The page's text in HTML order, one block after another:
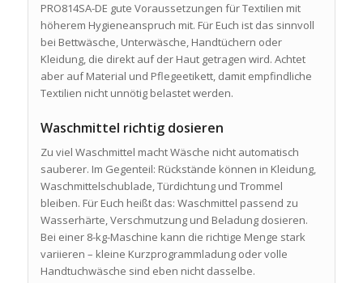
PRO814SA-DE gute Voraussetzungen für Textilien mit
höherem Hygieneanspruch mit. Für Euch ist das sinnvoll
bei Bettwäsche, Unterwäsche, Handtüchern oder
Kleidung, die direkt auf der Haut getragen wird. Achtet
aber auf Material und Pflegeetikett, damit empfindliche
Textilien nicht unnötig belastet werden.
Waschmittel richtig dosieren
Zu viel Waschmittel macht Wäsche nicht automatisch
sauberer. Im Gegenteil: Rückstände können in Kleidung,
Waschmittelschublade, Türdichtung und Trommel
bleiben. Für Euch heißt das: Waschmittel passend zu
Wasserhärte, Verschmutzung und Beladung dosieren.
Bei einer 8-kg-Maschine kann die richtige Menge stark
variieren – kleine Kurzprogrammladung oder volle
Handtuchwäsche sind eben nicht dasselbe.